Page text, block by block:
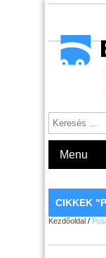
Menu
CIKKEK
Kezdőoldal /